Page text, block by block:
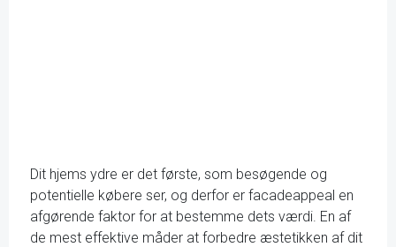
Dit hjems ydre er det første, som besøgende og
potentielle købere ser, og derfor er facadeappeal en
afgørende faktor for at bestemme dets værdi. En af
de mest effektive måder at forbedre æstetikken af dit